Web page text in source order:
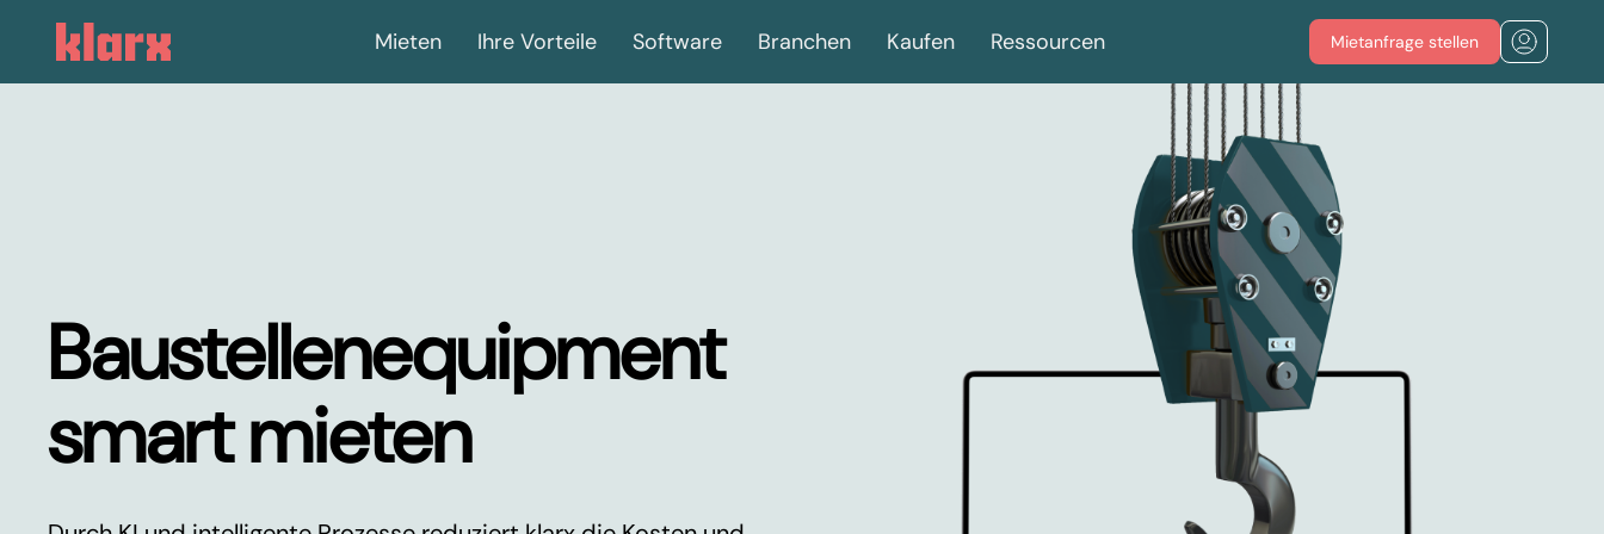
Mieten Ihre Vorteile Software Branchen Kaufen Ressourcen Mietanfrage stellen
Baustellenequipment
smart mieten